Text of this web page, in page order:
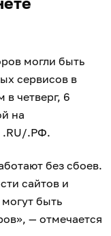
могли быть
сервисов в
в четверг, 6
на
.RU/.РФ.
без сбоев.
сайтов и
быть
— отмечается